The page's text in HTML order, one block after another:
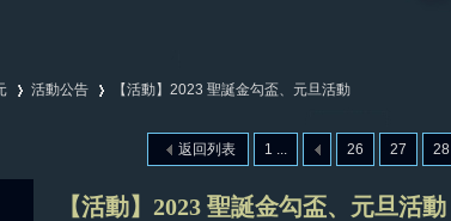
活動公告
›
【活動】2023 聖誕金勾盃、元旦活動
1 ... 26 27 28
返回列表
【活動】2023 聖誕金勾盃、元旦活動